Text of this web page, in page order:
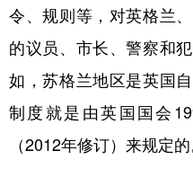
令、规则等，对英格兰
的议员、市长、警察和
如，苏格兰地区是英国
制度就是由英国国会
（2012年修订）来规定的